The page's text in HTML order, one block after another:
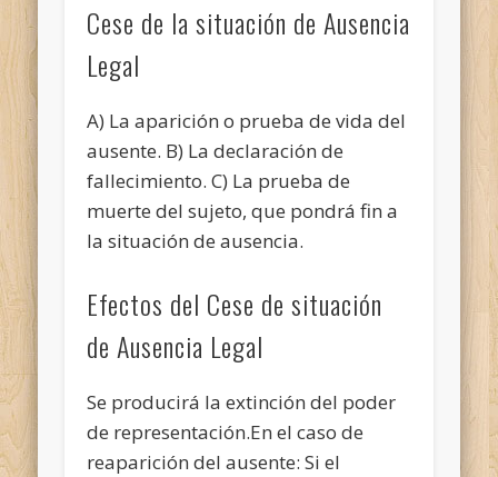
Cese de la situación de Ausencia
Legal
A) La aparición o prueba de vida del
ausente. B) La declaración de
fallecimiento. C) La prueba de
muerte del sujeto, que pondrá fin a
la situación de ausencia.
Efectos del Cese de situación
de Ausencia Legal
Se producirá la extinción del poder
de representación.En el caso de
reaparición del ausente: Si el